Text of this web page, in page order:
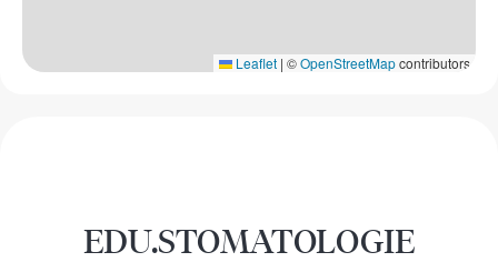
Leaflet | ©OpenStreetMapcontributors
EDU.STOMATOLOGIE